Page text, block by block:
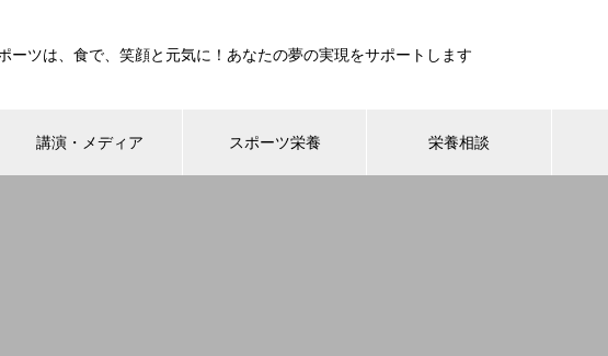
ーツは、食で、笑顔と元気に！あなたの夢の実現をサポートします
講演・メディア スポーツ栄養 栄養相談